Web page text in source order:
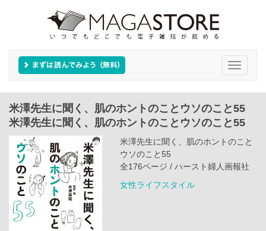
Toggle
米澤先生に聞く、肌のホントのことウソのこと55
米澤先生に聞く、肌のホントのことウソのこと55
米澤先生に聞く、肌のホントのこと
ウソのこと55
全176ページ / ハースト婦人画報社
女性ライフスタイル